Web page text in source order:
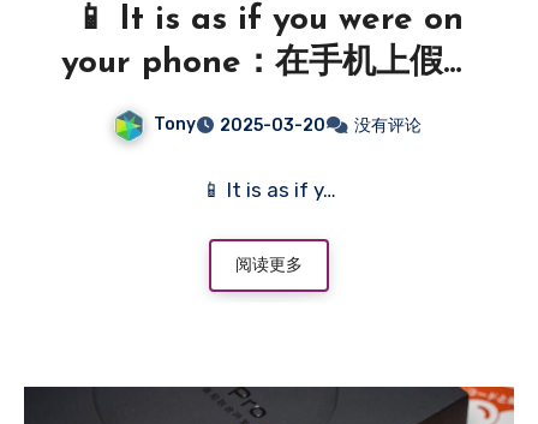
📱 It is as if you were on
your phone：在手机上假装
Tony 2025-03-20 没有评论
📱 It is as if y…
阅读更多